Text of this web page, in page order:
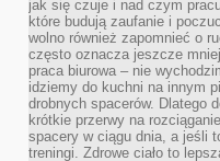
jak się czuje i nad czym
które budują zaufanie i
wolno również zapomnieć o
często oznacza jeszcze
praca biurowa – nie
idziemy do kuchni na innym
drobnych spacerów. Dlatego
krótkie przerwy na
spacery w ciągu dnia, a jeśli
treningi. Zdrowe ciało to